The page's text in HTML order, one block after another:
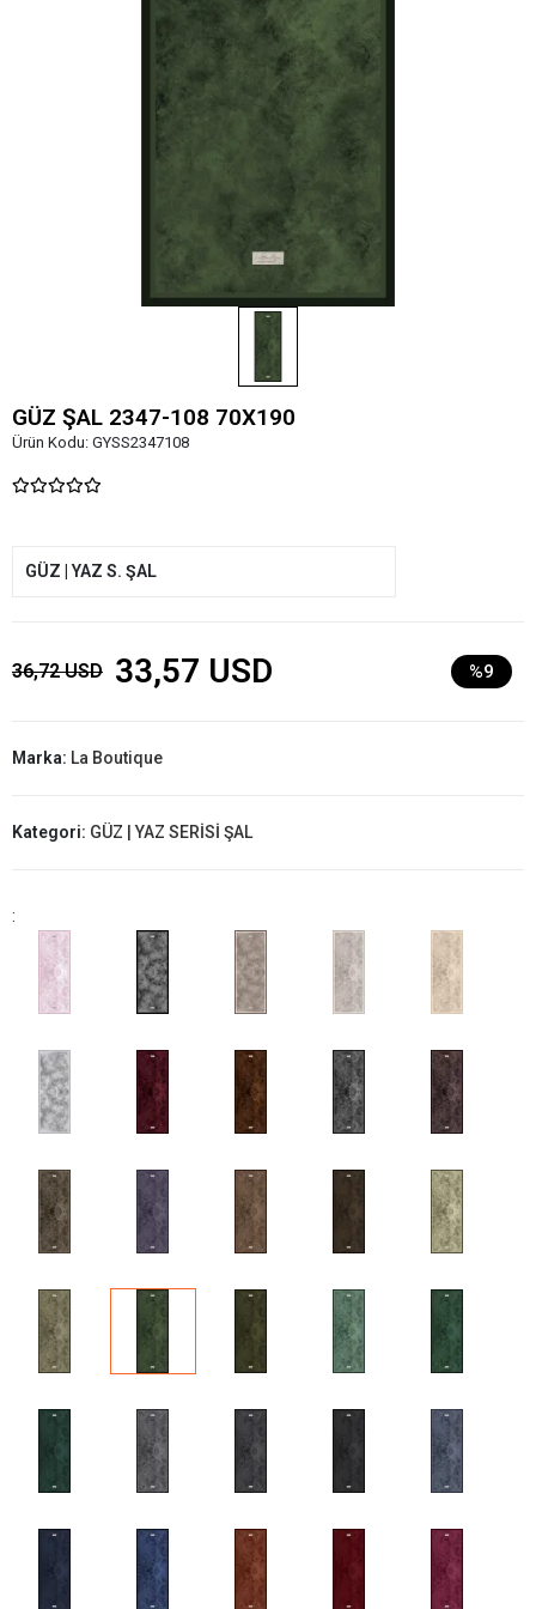
GÜZ ŞAL 2347-108 70X190
Ürün Kodu: GYSS2347108
GÜZ | YAZ S. ŞAL
36,72 USD 33,57 USD %9
Marka: La Boutique
Kategori: GÜZ | YAZ SERİSİ ŞAL
: